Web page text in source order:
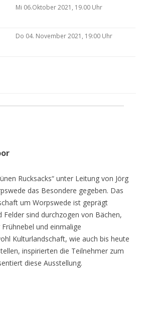
Mi 06.Oktober 2021, 19.00 Uhr
Do 04. November 2021, 19:00 Uhr
Rucksacks“ unter Leitung von Jörg
das Besondere gegeben. Das
um Worpswede ist geprägt
sind durchzogen von Bächen,
und einmalige
Kulturlandschaft, wie auch bis heute
inspirierten die Teilnehmer zum
diese Ausstellung.